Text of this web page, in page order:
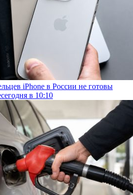
iPhone в России не готовы
сегодня в 10:10